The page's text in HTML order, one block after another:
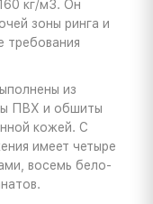
кг/м3. Он
зоны ринга и
требования
из
ПВХ и обшиты
кожей. С
имеет четыре
восемь бело-